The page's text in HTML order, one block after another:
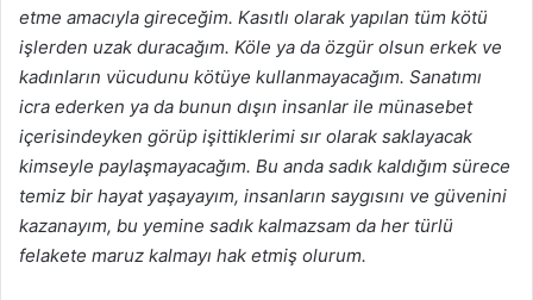
etme amacıyla gireceğim. Kasıtlı olarak yapılan tüm kötü
işlerden uzak duracağım. Köle ya da özgür olsun erkek ve
kadınların vücudunu kötüye kullanmayacağım. Sanatımı
icra ederken ya da bunun dışın insanlar ile münasebet
içerisindeyken görüp işittiklerimi sır olarak saklayacak
kimseyle paylaşmayacağım. Bu anda sadık kaldığım sürece
temiz bir hayat yaşayayım, insanların saygısını ve güvenini
kazanayım, bu yemine sadık kalmazsam da her türlü
felakete maruz kalmayı hak etmiş olurum.